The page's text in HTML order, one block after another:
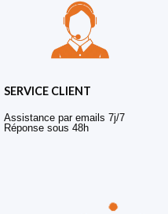
SERVICE CLIENT
Assistance par emails 7j/7
Réponse sous 48h